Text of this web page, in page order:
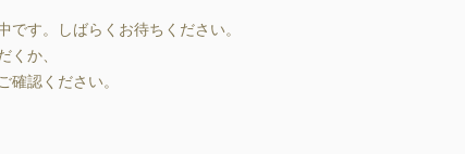
す。しばらくお待ちください。
くか、
確認ください。